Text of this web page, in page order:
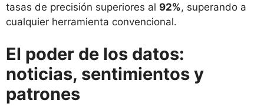
tasas de precisión superiores al 92%, superando a
cualquier herramienta convencional.
El poder de los datos:
noticias, sentimientos y
patrones